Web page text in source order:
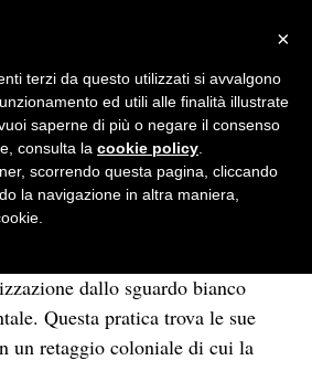
BROWSE TAG
del
nero al black feminism
nero, soprattutto femminile, è
dallo sguardo bianco
Questa pratica trova le sue
un retaggio coloniale di cui la
×
terzi da questo utilizzati si avvalgono
ed utili alle finalità illustrate
saperne di più o negare il consenso
consulta la cookie policy
scorrendo questa pagina, cliccando
la navigazione in altra maniera,